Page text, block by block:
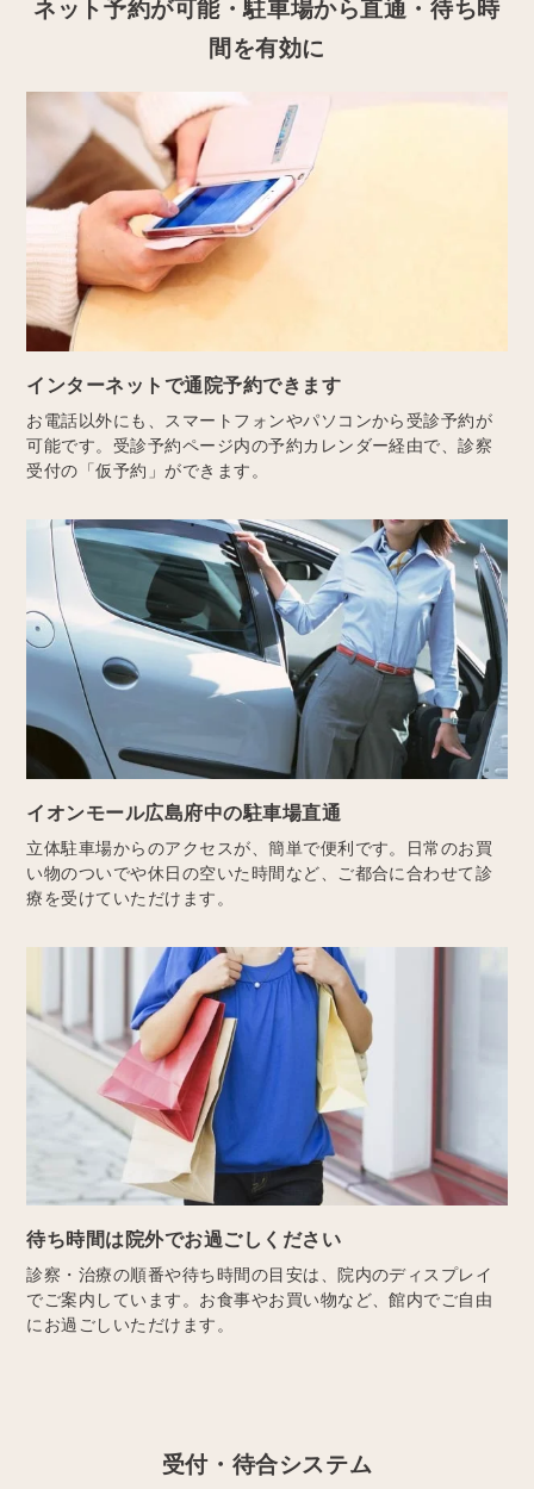
ネット予約が可能・駐車場から直通・待ち時
間を有効に
インターネットで通院予約できます
お電話以外にも、スマートフォンやパソコンから受診予約が
可能です。受診予約ページ内の予約カレンダー経由で、診察
受付の「仮予約」ができます。
イオンモール広島府中の駐車場直通
立体駐車場からのアクセスが、簡単で便利です。日常のお買
い物のついでや休日の空いた時間など、ご都合に合わせて診
療を受けていただけます。
待ち時間は院外でお過ごしください
診察・治療の順番や待ち時間の目安は、院内のディスプレイ
でご案内しています。お食事やお買い物など、館内でご自由
にお過ごしいただけます。
受付・待合システム